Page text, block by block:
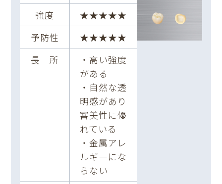
強度
★★★★★
予防性
★★★★★
長 所
・高い強度
がある
・自然な透
明感があり
審美性に優
れている
・金属アレ
ルギーにな
らない